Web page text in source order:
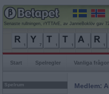
Senaste rullningen, rYTTArE, av JanneBoklöv gav
Start Spelregler Vanliga frågor
Spelrum Medlem: